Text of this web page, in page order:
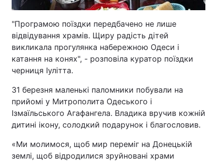
"Програмою поїздки передбачено не лише
відвідування храмів. Щиру радість дітей
викликала прогулянка набережною Одеси і
катання на конях", - розповіла куратор поїздки
черниця Іулітта.
31 березня маленькі паломники побували на
прийомі у Митрополита Одеського і
Ізмаїльського Агафангела. Владика вручив кожній
дитині ікону, солодкий подарунок і благословив.
«Ми молимося, щоб мир переміг на Донецькій
землі, щоб відродилися зруйновані храми